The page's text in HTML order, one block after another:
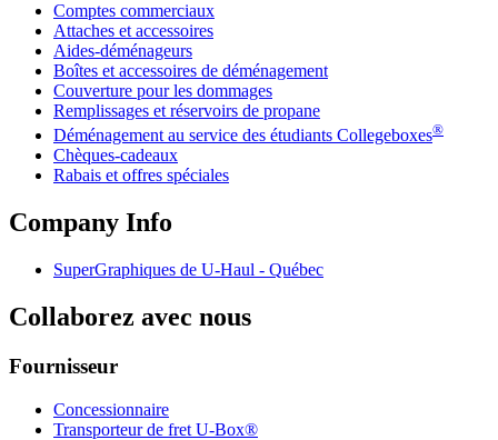
Comptes commerciaux
Attaches et accessoires
Aides-déménageurs
Boîtes et accessoires de déménagement
Couverture pour les dommages
Remplissages et réservoirs de propane
Déménagement au service des étudiants Collegeboxes®
Chèques-cadeaux
Rabais et offres spéciales
Company Info
SuperGraphiques de U-Haul - Québec
Collaborez avec nous
Fournisseur
Concessionnaire
Transporteur de fret U-Box®